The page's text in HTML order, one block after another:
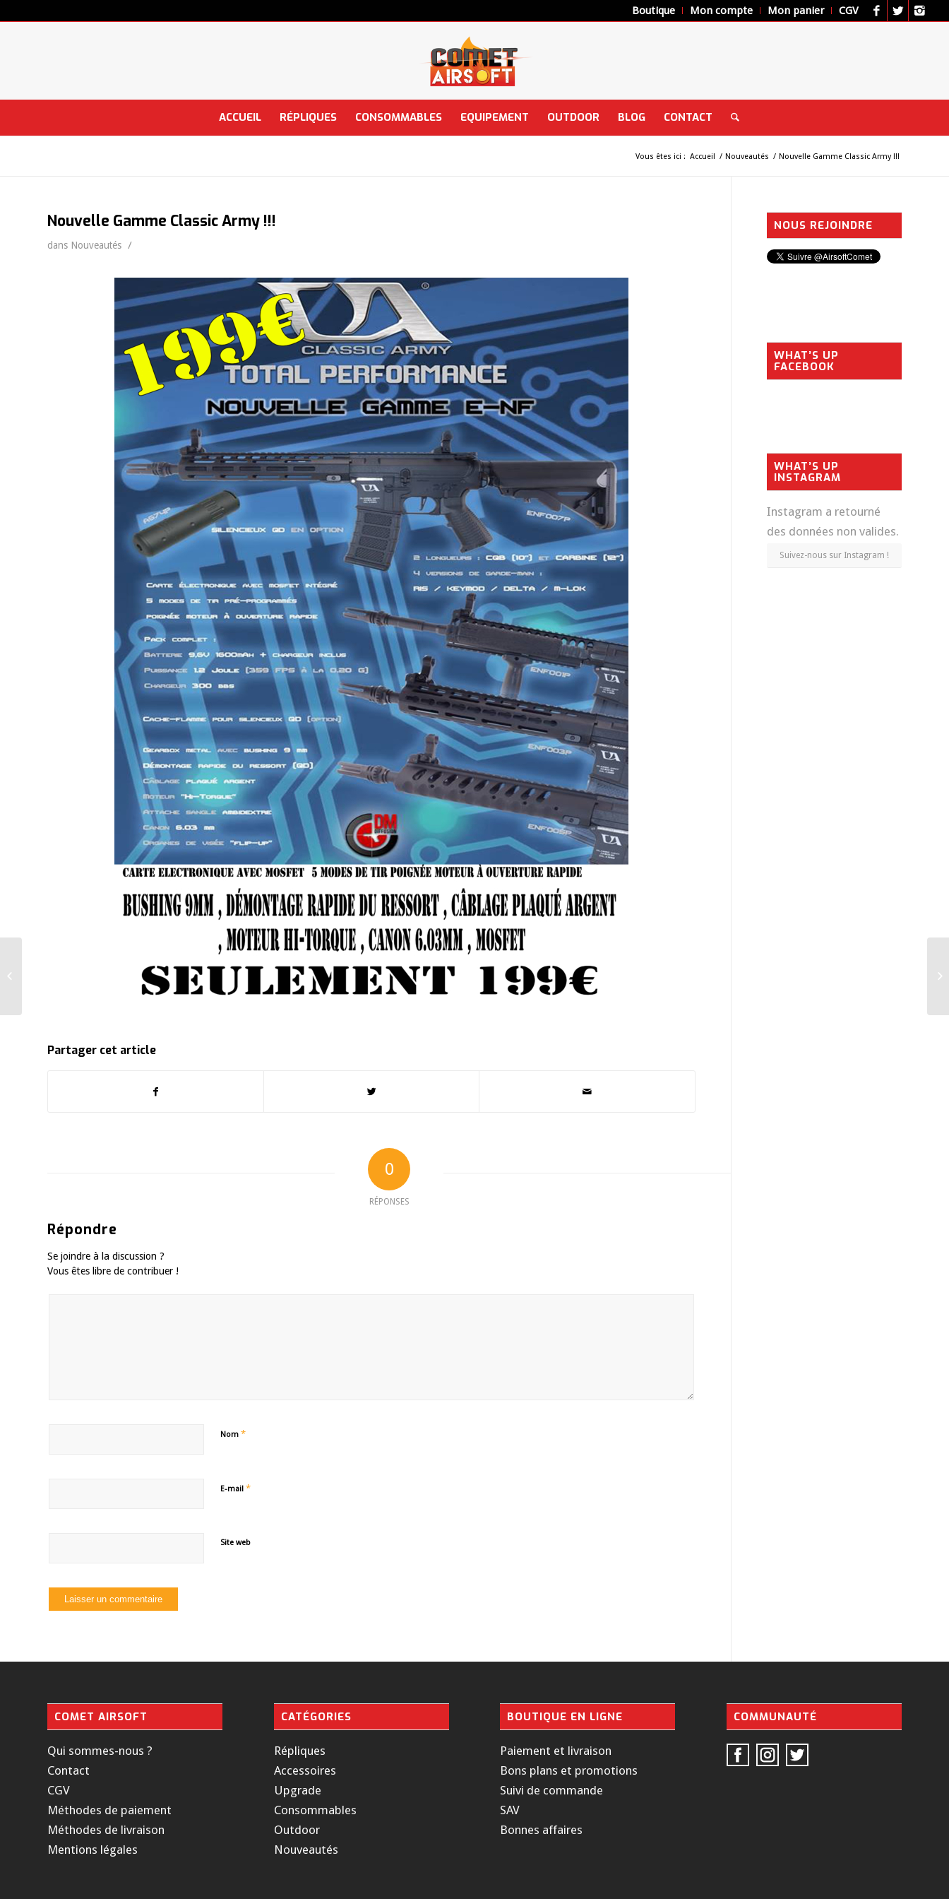
Boutique Mon compte Mon panier CGV
ACCUEIL RÉPLIQUES CONSOMMABLES EQUIPEMENT OUTDOOR BLOG CONTACT
Vous êtes ici : Accueil / Nouveautés / Nouvelle Gamme Classic Army !!!
Nouvelle Gamme Classic Army !!!
dans Nouveautés /
Partager cet article
0
RÉPONSES
Répondre
Se joindre à la discussion ?
Vous êtes libre de contribuer !
Nom *
E-mail *
Site web
NOUS REJOINDRE
WHAT’S UP
FACEBOOK
WHAT’S UP
INSTAGRAM
Instagram a retourné
des données non valides.
Suivez-nous sur Instagram !
COMET AIRSOFT
Qui sommes-nous ?
Contact
CGV
Méthodes de paiement
Méthodes de livraison
Mentions légales
CATÉGORIES
Répliques
Accessoires
Upgrade
Consommables
Outdoor
Nouveautés
BOUTIQUE EN LIGNE
Paiement et livraison
Bons plans et promotions
Suivi de commande
SAV
Bonnes affaires
COMMUNAUTÉ